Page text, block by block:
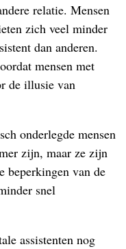
relatie. Mensen
zich veel minder
dan anderen.
mensen met
de illusie van
onderlegde mensen
zijn, maar ze zijn
beperkingen van de
snel
assistenten nog